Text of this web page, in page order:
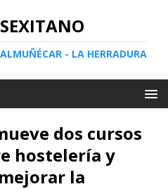
- LA HERRADURA
dos cursos
hostelería y
la